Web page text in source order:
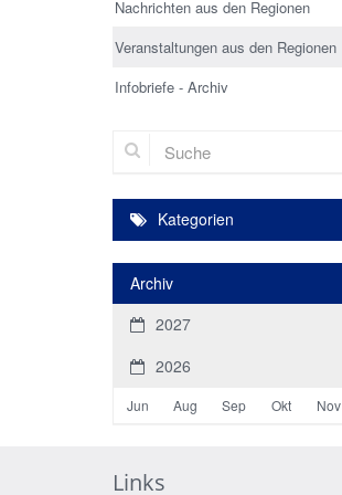
Nachrichten aus den Regionen
Veranstaltungen aus den Regionen
Infobriefe - Archiv
Suche
Kategorien
Archiv
2027
2026
Jun Aug Sep Okt Nov
Links